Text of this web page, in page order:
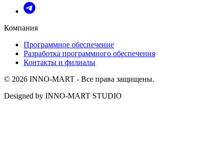
Компания
Программное обеспечение
Разработка программного обеспечения
Контакты и филиалы
© 2026 INNO-MART - Все права защищены.
Designed by INNO-MART STUDIO